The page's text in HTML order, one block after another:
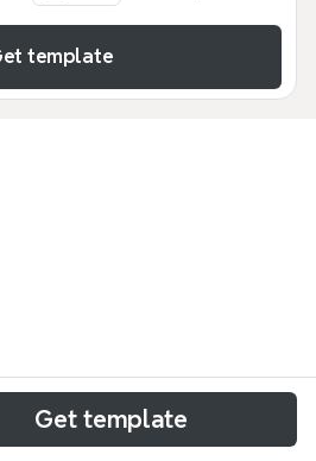
template
de la formation
(FPC) en France couvre 78
Get template